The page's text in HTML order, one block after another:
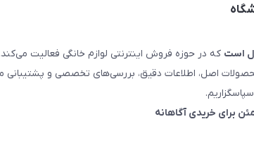
که در حوزه فروش اینترنتی لوازم خانگی فعالیت
اصل، اطلاعات دقیق، بررسی‌های تخصصی و پشتیبانی
برای خریدی آگاهانه